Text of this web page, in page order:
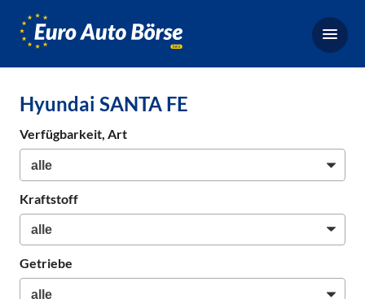
Börse,
für
Neuwagen
Hyundai SANTA FE
Verfügbarkeit, Art
Kraftstoff
Getriebe